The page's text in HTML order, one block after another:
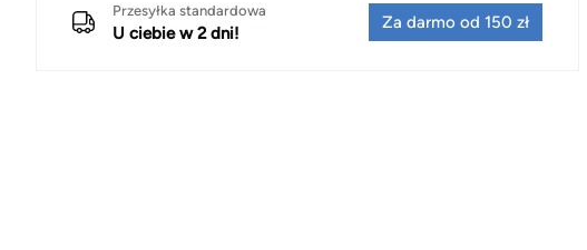
Przesyłka standardowa
U ciebie w 2 dni!
Za darmo od 150 zł